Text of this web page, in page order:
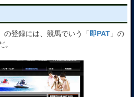
の登録には、競馬でいう「 即PAT 」の
。